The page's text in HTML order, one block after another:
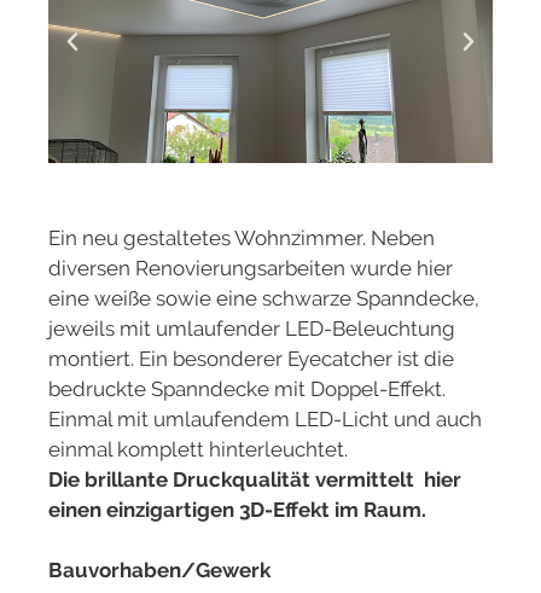
Ein neu gestaltetes Wohnzimmer. Neben
diversen Renovierungsarbeiten wurde hier
eine weiße sowie eine schwarze Spanndecke,
jeweils mit umlaufender LED-Beleuchtung
montiert. Ein besonderer Eyecatcher ist die
bedruckte Spanndecke mit Doppel-Effekt.
Einmal mit umlaufendem LED-Licht und auch
einmal komplett hinterleuchtet.
Die brillante Druckqualität vermittelt hier
einen einzigartigen 3D-Effekt im Raum.
Bauvorhaben/Gewerk